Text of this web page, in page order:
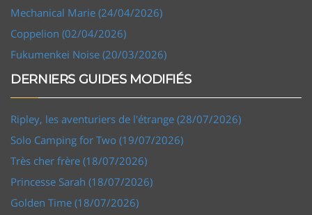
Mechanical Marie (24/04/2026)
Coppelion (02/04/2026)
Fukumenkei Noise (20/03/2026)
DERNIERS GUIDES MODIFIÉS
Ripley, les aventuriers de l'étrange (28/07/2026)
Solo Camping for Two (19/07/2026)
Très cher frère (18/07/2026)
Princesse Sarah (18/07/2026)
Golden Time (18/07/2026)